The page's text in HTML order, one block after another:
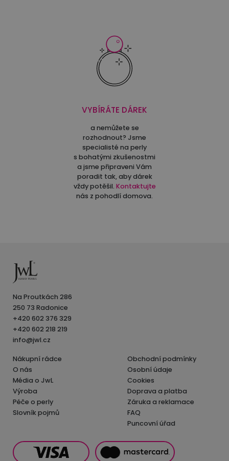
VYBÍRÁTE DÁREK
a nemůžete se
rozhodnout? Jsme
specialisté na perly
s bohatými zkušenostmi
a jsme připraveni Vám
poradit tak, aby dárek
vždy potěšil. Kontaktujte
nás z pohodlí domova.
Na Proutkách 286
250 73 Radonice
+420 602 376 329
+420 602 218 219
info@jwl.cz
Nákupní rádce
O nás
Média o JwL
Výroba
Péče o perly
Slovník pojmů
Obchodní podmínky
Osobní údaje
Cookies
Doprava a platba
Záruka a reklamace
FAQ
Puncovní úřad